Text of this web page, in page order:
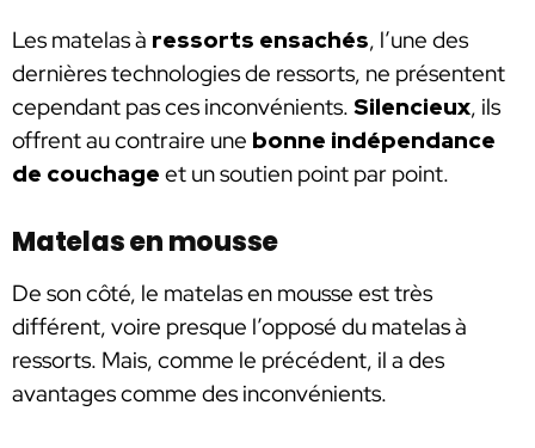
Les matelas à ressorts ensachés, l’une des
dernières technologies de ressorts, ne présentent
cependant pas ces inconvénients. Silencieux, ils
offrent au contraire une bonne indépendance
de couchage et un soutien point par point.
Matelas en mousse
De son côté, le matelas en mousse est très
différent, voire presque l’opposé du matelas à
ressorts. Mais, comme le précédent, il a des
avantages comme des inconvénients.